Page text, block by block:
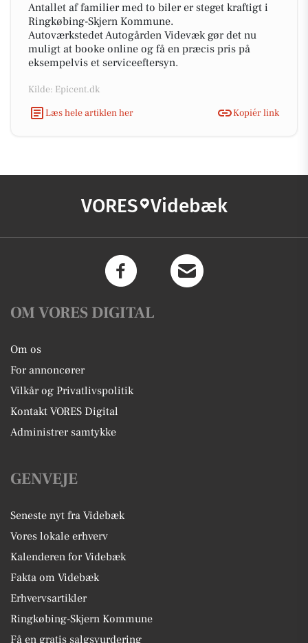
Antallet af familier med to biler er steget kraftigt i
Ringkøbing-Skjern Kommune.
Autoværkstedet Autogården Videvæk gør det nu
muligt at booke online og få en præcis pris på
eksempelvis et serviceeftersyn.
Kilde: Epicent.dk
Læs hele artiklen her
Kopiér link
VORES Videbæk
OM VORES DIGITAL
Om os
For annoncører
Vilkår og Privatlivspolitik
Kontakt VORES Digital
Administrer samtykke
GENVEJE
Seneste nyt fra Videbæk
Vores lokale erhverv
Kalenderen for Videbæk
Fakta om Videbæk
Erhvervsartikler
Ringkøbing-Skjern Kommune
Få en gratis salgsvurdering